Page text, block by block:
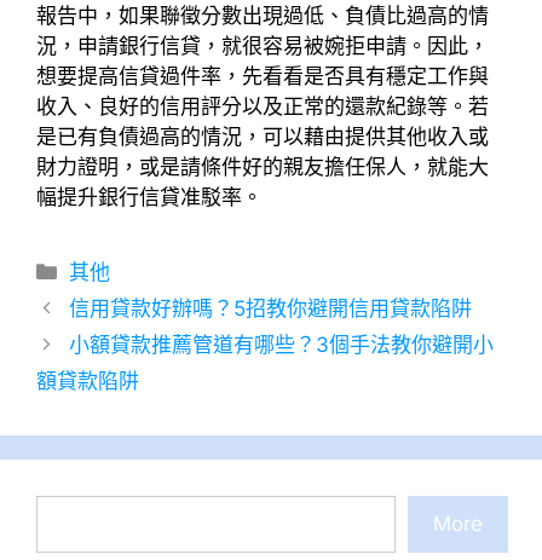
報告中，如果聯徵分數出現過低、負債比過高的情
況，申請銀行信貸，就很容易被婉拒申請。因此，
想要提高信貸過件率，先看看是否具有穩定工作與
收入、良好的信用評分以及正常的還款紀錄等。若
是已有負債過高的情況，可以藉由提供其他收入或
財力證明，或是請條件好的親友擔任保人，就能大
幅提升銀行信貸准駁率。
分
類
其他
信用貸款好辦嗎？5招教你避開信用貸款陷阱
小額貸款推薦管道有哪些？3個手法教你避開小
額貸款陷阱
More